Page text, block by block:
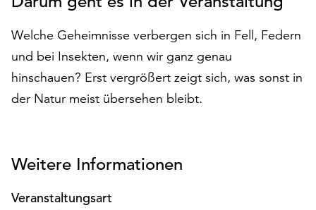
„Alle
akzeptieren“,
um
alle
Cookies
können
Einverständnis
Welche Geheimnisse verbergen sich in Fell, Federn
und bei Insekten, wenn wir ganz genau
hinschauen? Erst vergrößert zeigt sich, was sonst in
der Natur meist übersehen bleibt.
Weitere Informationen
Veranstaltungsart